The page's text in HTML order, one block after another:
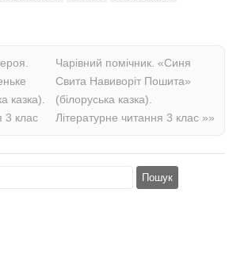
казка).
3 клас
Чарівний помічник. «Синя
Свита Навиворіт Пошита»
(білоруська казка).
Літературне читання 3 клас »»